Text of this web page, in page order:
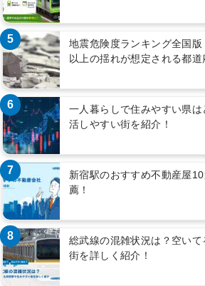
5
地震危険度ランキング全国
以上の揺れが想定される都道
6
一人暮らしで住みやすい県
活しやすい街を紹介！
7
新宿駅のおすすめ不動産屋
薦！
8
総武線の混雑状況は？空い
街を詳しく紹介！